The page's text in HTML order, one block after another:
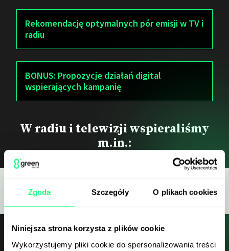
Zgoda Szczegóły O plikach cookies
Niniejsza strona korzysta z plików cookie
Wykorzystujemy pliki cookie do spersonalizowania treści
Rekomendację optymalnych pór emisji w TV i
radiu
BONUS: Propozycje działań digital
wspierających kampanię
W radiu i telewizji wspieraliśmy
m.in.:
Co zyskasz dzięki kampanii